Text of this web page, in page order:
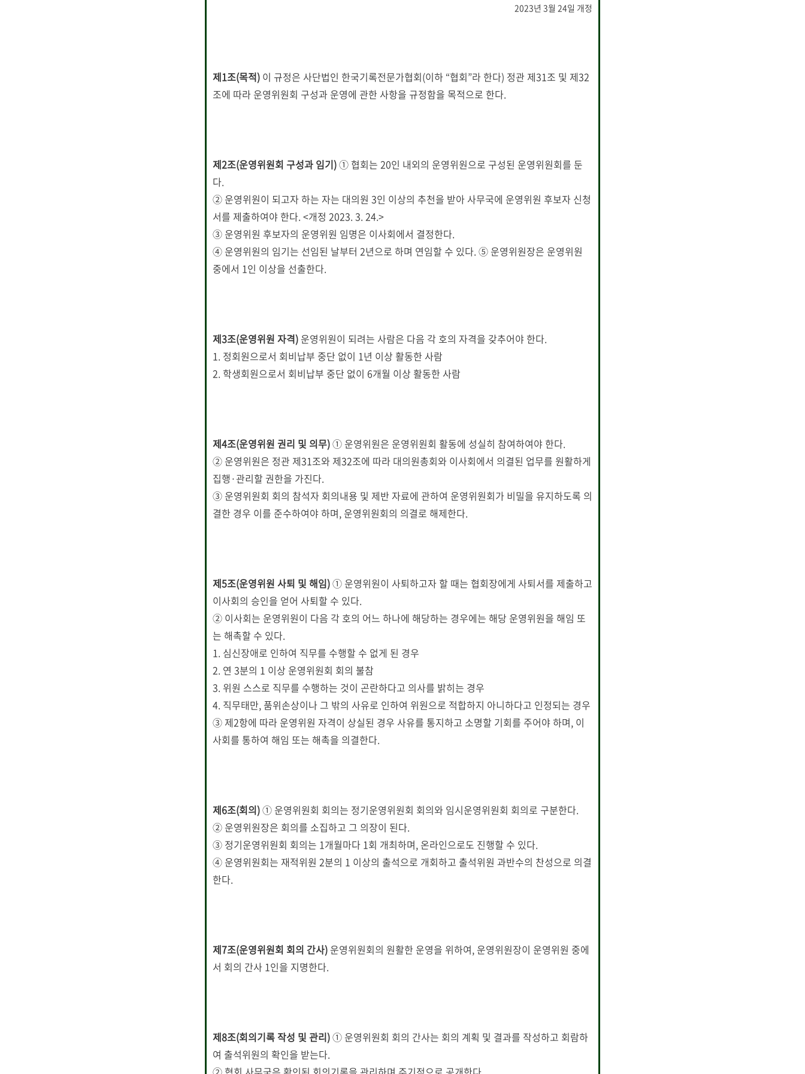
2023년 3월 24일 개정
제1조(목적) 이 규정은 사단법인 한국기록전문가협회(이하 “협회”라 한다) 정관 제31조 및 제32
조에 따라 운영위원회 구성과 운영에 관한 사항을 규정함을 목적으로 한다.
제2조(운영위원회 구성과 임기)① 협회는 20인 내외의 운영위원으로 구성된 운영위원회를 둔
다.
② 운영위원이 되고자 하는 자는 대의원 3인 이상의 추천을 받아 사무국에 운영위원 후보자 신청
서를 제출하여야 한다. <개정 2023. 3. 24.>
③ 운영위원 후보자의 운영위원 임명은 이사회에서 결정한다.
④ 운영위원의 임기는 선임된 날부터 2년으로 하며 연임할 수 있다. ⑤ 운영위원장은 운영위원
중에서 1인 이상을 선출한다.
제3조(운영위원 자격) 운영위원이 되려는 사람은 다음 각 호의 자격을 갖추어야 한다.
1. 정회원으로서 회비납부 중단 없이 1년 이상 활동한 사람
2. 학생회원으로서 회비납부 중단 없이 6개월 이상 활동한 사람
제4조(운영위원 권리 및 의무)① 운영위원은 운영위원회 활동에 성실히 참여하여야 한다.
② 운영위원은 정관 제31조와 제32조에 따라 대의원총회와 이사회에서 의결된 업무를 원활하게
집행·관리할 권한을 가진다.
③ 운영위원회 회의 참석자 회의내용 및 제반 자료에 관하여 운영위원회가 비밀을 유지하도록 의
결한 경우 이를 준수하여야 하며, 운영위원회의 의결로 해제한다.
제5조(운영위원 사퇴 및 해임)① 운영위원이 사퇴하고자 할 때는 협회장에게 사퇴서를 제출하고
이사회의 승인을 얻어 사퇴할 수 있다.
② 이사회는 운영위원이 다음 각 호의 어느 하나에 해당하는 경우에는 해당 운영위원을 해임 또
는 해촉할 수 있다.
1. 심신장애로 인하여 직무를 수행할 수 없게 된 경우
2. 연 3분의 1 이상 운영위원회 회의 불참
3. 위원 스스로 직무를 수행하는 것이 곤란하다고 의사를 밝히는 경우
4. 직무태만, 품위손상이나 그 밖의 사유로 인하여 위원으로 적합하지 아니하다고 인정되는 경우
③ 제2항에 따라 운영위원 자격이 상실된 경우 사유를 통지하고 소명할 기회를 주어야 하며, 이
사회를 통하여 해임 또는 해촉을 의결한다.
제6조(회의)① 운영위원회 회의는 정기운영위원회 회의와 임시운영위원회 회의로 구분한다.
② 운영위원장은 회의를 소집하고 그 의장이 된다.
③ 정기운영위원회 회의는 1개월마다 1회 개최하며, 온라인으로도 진행할 수 있다.
④ 운영위원회는 재적위원 2분의 1 이상의 출석으로 개회하고 출석위원 과반수의 찬성으로 의결
한다.
제7조(운영위원회 회의 간사) 운영위원회의 원활한 운영을 위하여, 운영위원장이 운영위원 중에
서 회의 간사 1인을 지명한다.
제8조(회의기록 작성 및 관리)① 운영위원회 회의 간사는 회의 계획 및 결과를 작성하고 회람하
여 출석위원의 확인을 받는다.